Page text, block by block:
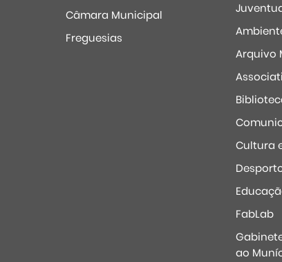
Câmara Municipal
Freguesias
Arquivo
Cultura
FabLab
ao